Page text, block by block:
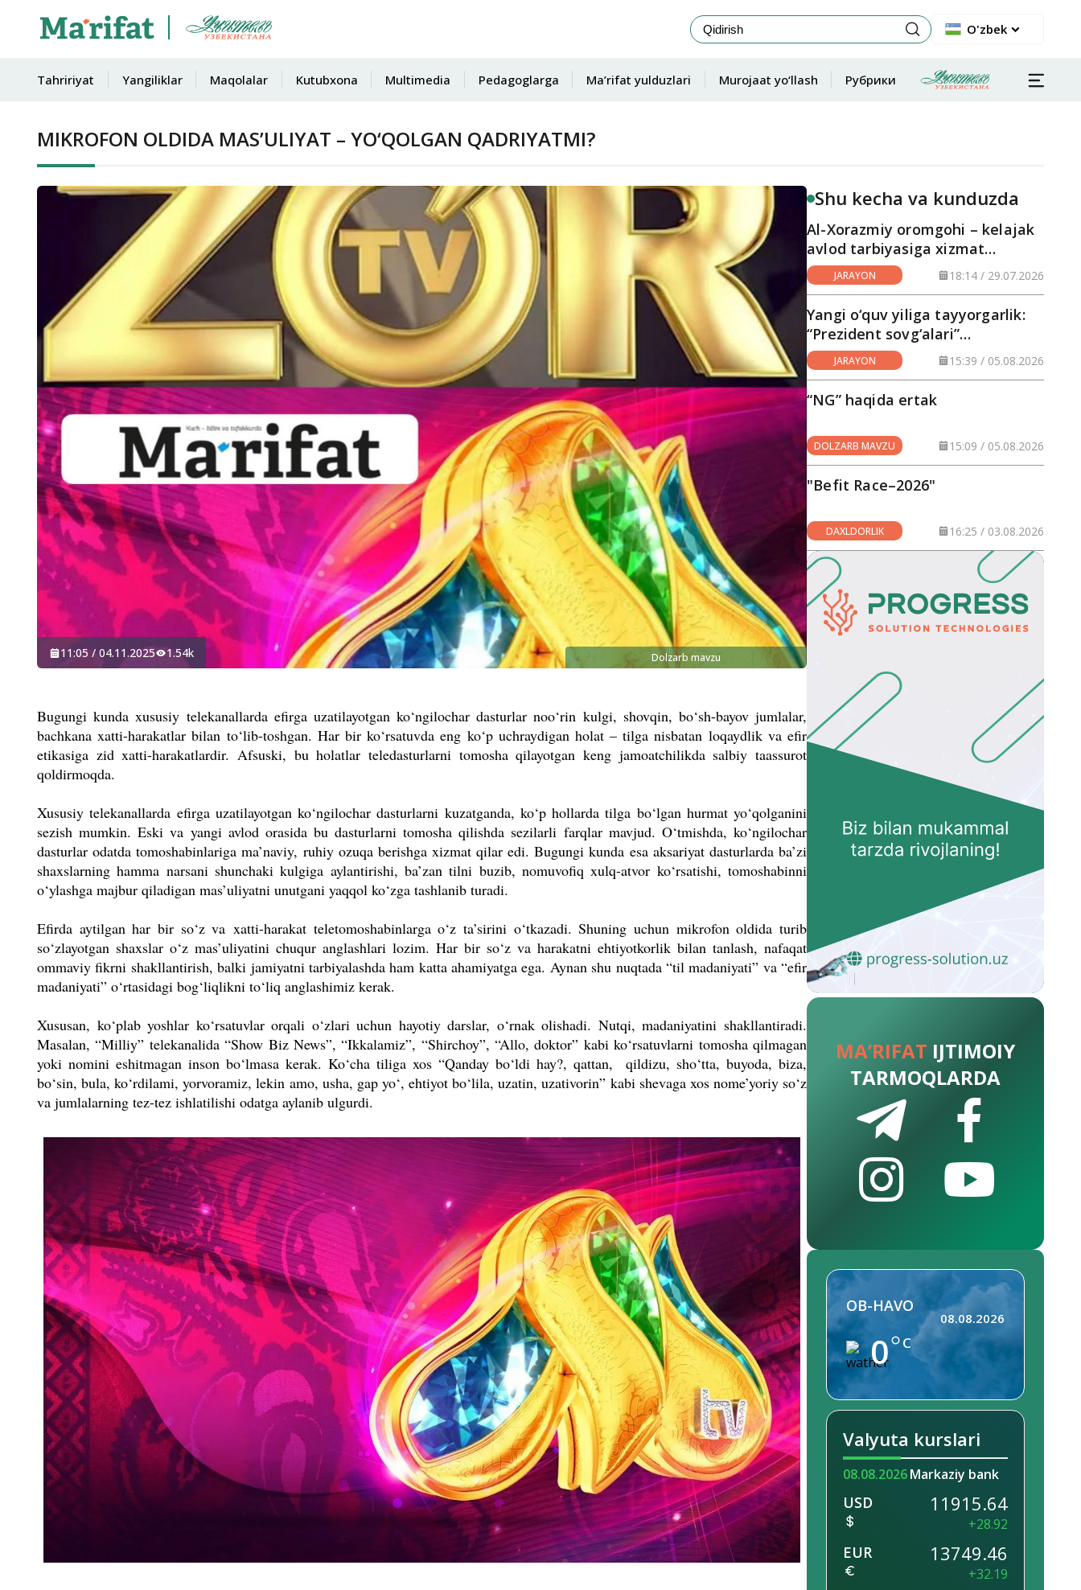
O'zbek
Tahririyat Yangiliklar Maqolalar Kutubxona Multimedia Pedagoglarga Ma’rifat yulduzlari Murojaat yo‘llash Рубрики
MIKROFON OLDIDA MAS’ULIYAT – YO‘QOLGAN QADRIYATMI?
Dolzarb mavzu
11:05 / 04.11.2025 1.54k
Bugungi kunda xususiy telekanallarda efirga uzatilayotgan ko‘ngilochar dasturlar noo‘rin kulgi, shovqin, bo‘sh-bayov jumlalar,
bachkana xatti-harakatlar bilan to‘lib-toshgan. Har bir ko‘rsatuvda eng ko‘p uchraydigan holat – tilga nisbatan loqaydlik va efir
etikasiga zid xatti-harakatlardir. Afsuski, bu holatlar teledasturlarni tomosha qilayotgan keng jamoatchilikda salbiy taassurot
qoldirmoqda.
Xususiy telekanallarda efirga uzatilayotgan ko‘ngilochar dasturlarni kuzatganda, ko‘p hollarda tilga bo‘lgan hurmat yo‘qolganini
sezish mumkin. Eski va yangi avlod orasida bu dasturlarni tomosha qilishda sezilarli farqlar mavjud. O‘tmishda, ko‘ngilochar
dasturlar odatda tomoshabinlariga ma’naviy, ruhiy ozuqa berishga xizmat qilar edi. Bugungi kunda esa aksariyat dasturlarda ba’zi
shaxslarning hamma narsani shunchaki kulgiga aylantirishi, ba’zan tilni buzib, nomuvofiq xulq-atvor ko‘rsatishi, tomoshabinni
o‘ylashga majbur qiladigan mas’uliyatni unutgani yaqqol ko‘zga tashlanib turadi.
Efirda aytilgan har bir so‘z va xatti-harakat teletomoshabinlarga o‘z ta’siri­ni o‘tkazadi. Shuning uchun mikrofon oldida turib
so‘zlayotgan shaxslar o‘z mas’uliyatini chuqur anglashlari lozim. Har bir so‘z va harakatni ehti­yotkorlik bilan tanlash, nafaqat
ommaviy fikrni shakllantirish, balki jamiyatni tarbiyalashda ham katta ahamiyatga ega. Aynan shu nuqtada “til madaniyati” va “efir
madaniyati” o‘rtasidagi bog‘liqlikni to‘liq anglashimiz kerak.
Xususan, ko‘plab yoshlar ko‘rsa­tuvlar orqali o‘zlari uchun hayotiy darslar, o‘rnak olishadi. Nutqi, madaniyatini shakllantiradi.
Masalan, “Milliy” telekanalida “Show Biz News”, “Ikkalamiz”, “Shirchoy”, “Allo, doktor” kabi ko‘rsatuvlarni tomosha qilmagan
yoki nomini eshitmagan inson bo‘lmasakerak. Ko‘cha tiliga xos “Qanday bo‘ldi hay?, qattan, qildizu, sho‘tta, buyoda, biza,
bo‘sin, bula, ko‘rdilami, yorvora­miz, lekin amo, usha, gap yo‘, ehtiyot bo‘lila, uzatin, uzativorin” kabi shevaga xos nome’yoriy so‘z
va jumlalarning tez-tez ishlatilishi odatga aylanib ulgurdi.
Shu kecha va kunduzda
Al-Xorazmiy oromgohi – kelajak
avlod tarbiyasiga xizmat
qilayotgan maskan
JARAYON 18:14 / 29.07.2026
Yangi o‘quv yiliga tayyorgarlik:
“Prezident sovg‘alari”
hududlarga yetkazilmoqda
JARAYON 15:39 / 05.08.2026
“NG” haqida ertak
DOLZARB MAVZU 15:09 / 05.08.2026
"Befit Race–2026"
DAXLDORLIK 16:25 / 03.08.2026
MA’RIFAT IJTIMOIY
TARMOQLARDA
OB-HAVO
0 C
08.08.2026
Valyuta kurslari
08.08.2026Markaziy bank
USD 11915.64
+28.92
EUR 13749.46
+32.19